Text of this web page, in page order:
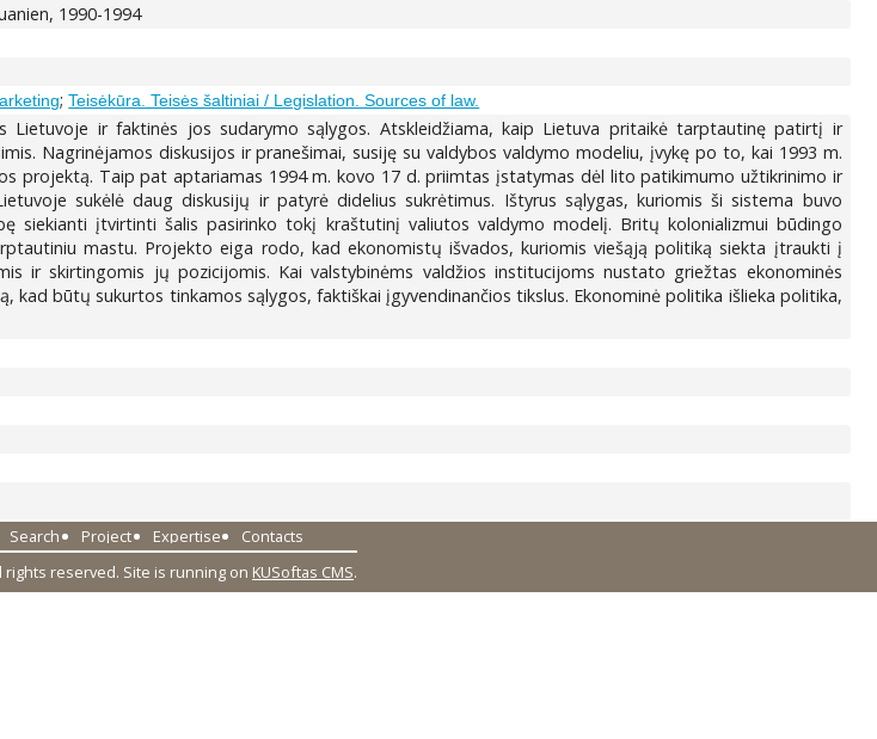
1990-1994
;Teisėkūra. Teisės šaltiniai / Legislation. Sources of law.
Lietuvoje ir faktinės jos sudarymo sąlygos. Atskleidžiama, kaip Lietuva pritaikė tarptautinę patirtį ir
Nagrinėjamos diskusijos ir pranešimai, susiję su valdybos valdymo modeliu, įvykę po to, kai 1993 m.
projektą. Taip pat aptariamas 1994 m. kovo 17 d. priimtas įstatymas dėl lito patikimumo užtikrinimo ir
sukėlė daug diskusijų ir patyrė didelius sukrėtimus. Ištyrus sąlygas, kuriomis ši sistema buvo
siekianti įtvirtinti šalis pasirinko tokį kraštutinį valiutos valdymo modelį. Britų kolonializmui būdingo
mastu. Projekto eiga rodo, kad ekonomistų išvados, kuriomis viešąją politiką siekta įtraukti į
ir skirtingomis jų pozicijomis. Kai valstybinėms valdžios institucijoms nustato griežtas ekonominės
kad būtų sukurtos tinkamos sąlygos, faktiškai įgyvendinančios tikslus. Ekonominė politika išlieka politika,
Search Project Expertise
Contacts
rights reserved. Site is running on KUSoftas CMS.